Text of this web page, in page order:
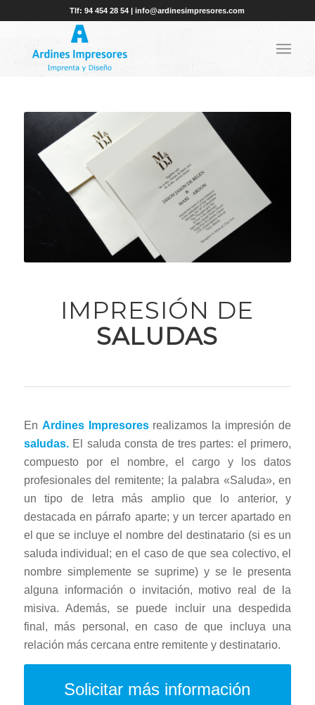
Tlf: 94 454 28 54 | info@ardinesimpresores.com
IMPRESIÓN DE
SALUDAS
En Ardines Impresoresrealizamos la impresión de
saludas. El saluda consta de tres partes: el primero,
compuesto por el nombre, el cargo y los datos
profesionales del remitente; la palabra «Saluda», en
un tipo de letra más amplio que lo anterior, y
destacada en párrafo aparte; y un tercer apartado en
el que se incluye el nombre del destinatario (si es un
saluda individual; en el caso de que sea colectivo, el
nombre simplemente se suprime) y se le presenta
alguna información o invitación, motivo real de la
misiva. Además, se puede incluir una despedida
final, más personal, en caso de que incluya una
relación más cercana entre remitente y destinatario.
Solicitar más información